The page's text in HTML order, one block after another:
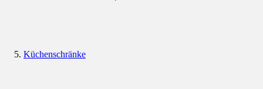
Küchenschränke